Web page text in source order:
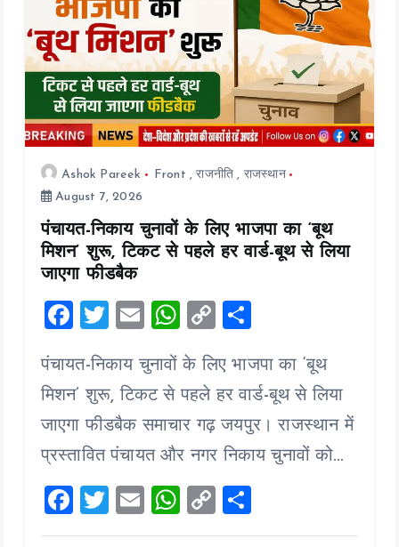
Ashok Pareek Front ,राजनीति , राजस्थान
August 7, 2026
पंचायत-निकाय चुनावों के लिए भाजपा का ‘बूथ
मिशन’ शुरू, टिकट से पहले हर वार्ड-बूथ से लिया
जाएगा फीडबैक
F
ce
b
o
o
k
T
tt
er
E
ai
l
W
at
s
A
p
p
C
p
y
Li
n
k
a
re
पंचायत-निकाय चुनावों के लिए भाजपा का ‘बूथ
मिशन’ शुरू, टिकट से पहले हर वार्ड-बूथ से लिया
जाएगा फीडबैक समाचार गढ़ जयपुर। राजस्थान में
प्रस्तावित पंचायत और नगर निकाय चुनावों को…
F
a
T
wi
E
m
W
h
C
o
h